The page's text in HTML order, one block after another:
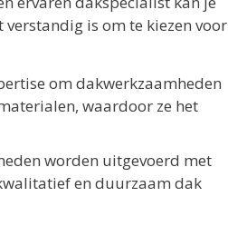
is om te kiezen voor
om dakwerkzaamheden
waardoor ze het
worden uitgevoerd met
en duurzaam dak